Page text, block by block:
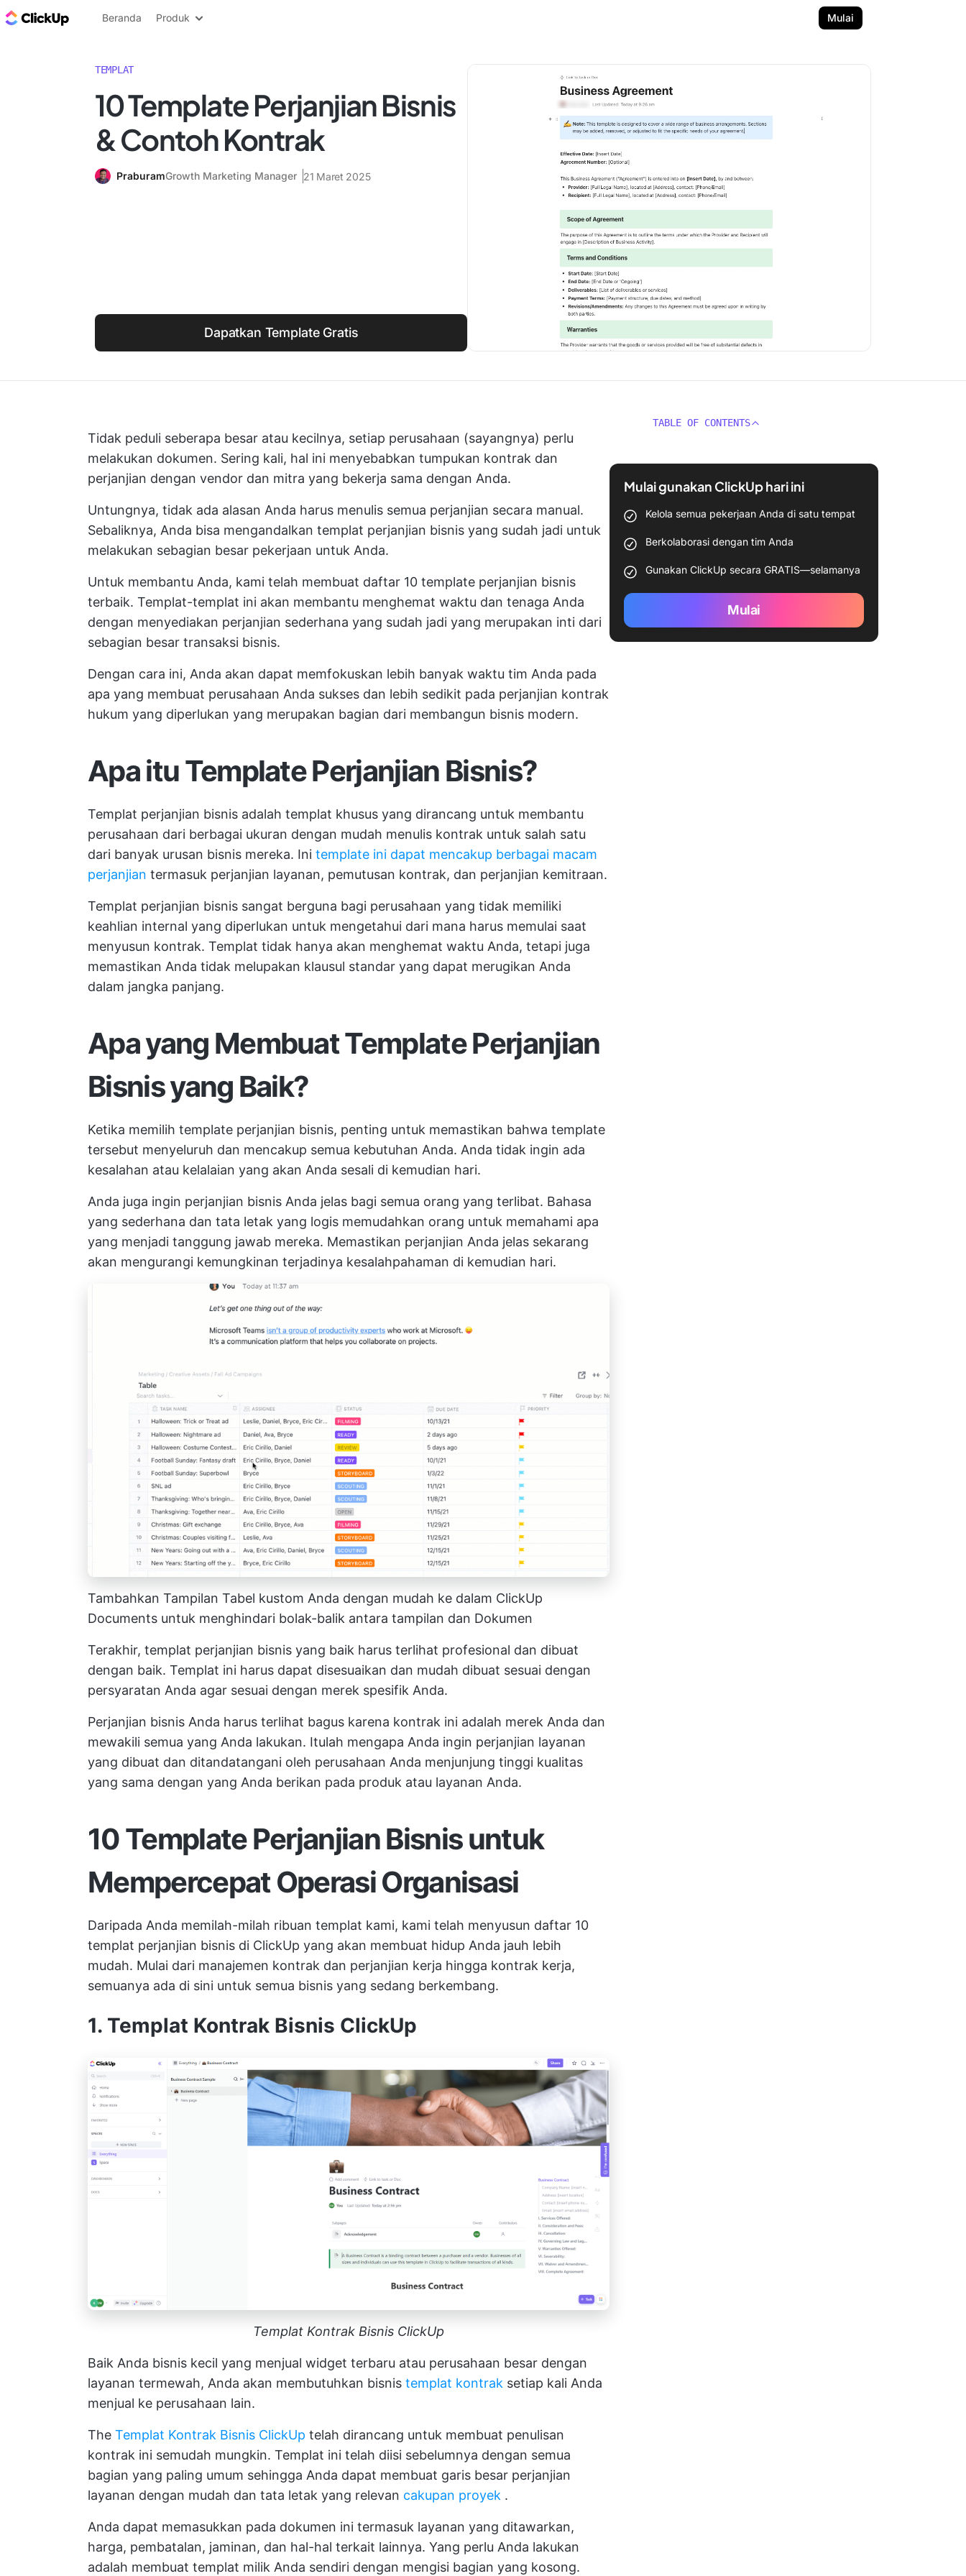
Blog ClickUp
Beranda Produk Mulai
TEMPLAT
10 Template Perjanjian Bisnis
& Contoh Kontrak
PraburamGrowth Marketing Manager 21 Maret 2025
Dapatkan Template Gratis
Tidak peduli seberapa besar atau kecilnya, setiap perusahaan (sayangnya) perlu
melakukan dokumen. Sering kali, hal ini menyebabkan tumpukan kontrak dan
perjanjian dengan vendor dan mitra yang bekerja sama dengan Anda.
Untungnya, tidak ada alasan Anda harus menulis semua perjanjian secara manual.
Sebaliknya, Anda bisa mengandalkan templat perjanjian bisnis yang sudah jadi untuk
melakukan sebagian besar pekerjaan untuk Anda.
Untuk membantu Anda, kami telah membuat daftar 10 template perjanjian bisnis
terbaik. Templat-templat ini akan membantu menghemat waktu dan tenaga Anda
dengan menyediakan perjanjian sederhana yang sudah jadi yang merupakan inti dari
sebagian besar transaksi bisnis.
Dengan cara ini, Anda akan dapat memfokuskan lebih banyak waktu tim Anda pada
apa yang membuat perusahaan Anda sukses dan lebih sedikit pada perjanjian kontrak
hukum yang diperlukan yang merupakan bagian dari membangun bisnis modern.
Apa itu Template Perjanjian Bisnis?
Templat perjanjian bisnis adalah templat khusus yang dirancang untuk membantu
perusahaan dari berbagai ukuran dengan mudah menulis kontrak untuk salah satu
dari banyak urusan bisnis mereka. Ini template ini dapat mencakup berbagai macam
perjanjian termasuk perjanjian layanan, pemutusan kontrak, dan perjanjian kemitraan.
Templat perjanjian bisnis sangat berguna bagi perusahaan yang tidak memiliki
keahlian internal yang diperlukan untuk mengetahui dari mana harus memulai saat
menyusun kontrak. Templat tidak hanya akan menghemat waktu Anda, tetapi juga
memastikan Anda tidak melupakan klausul standar yang dapat merugikan Anda
dalam jangka panjang.
Apa yang Membuat Template Perjanjian
Bisnis yang Baik?
Ketika memilih template perjanjian bisnis, penting untuk memastikan bahwa template
tersebut menyeluruh dan mencakup semua kebutuhan Anda. Anda tidak ingin ada
kesalahan atau kelalaian yang akan Anda sesali di kemudian hari.
Anda juga ingin perjanjian bisnis Anda jelas bagi semua orang yang terlibat. Bahasa
yang sederhana dan tata letak yang logis memudahkan orang untuk memahami apa
yang menjadi tanggung jawab mereka. Memastikan perjanjian Anda jelas sekarang
akan mengurangi kemungkinan terjadinya kesalahpahaman di kemudian hari.
Tambahkan Tampilan Tabel kustom Anda dengan mudah ke dalam ClickUp
Documents untuk menghindari bolak-balik antara tampilan dan Dokumen
Terakhir, templat perjanjian bisnis yang baik harus terlihat profesional dan dibuat
dengan baik. Templat ini harus dapat disesuaikan dan mudah dibuat sesuai dengan
persyaratan Anda agar sesuai dengan merek spesifik Anda.
Perjanjian bisnis Anda harus terlihat bagus karena kontrak ini adalah merek Anda dan
mewakili semua yang Anda lakukan. Itulah mengapa Anda ingin perjanjian layanan
yang dibuat dan ditandatangani oleh perusahaan Anda menjunjung tinggi kualitas
yang sama dengan yang Anda berikan pada produk atau layanan Anda.
10 Template Perjanjian Bisnis untuk
Mempercepat Operasi Organisasi
Daripada Anda memilah-milah ribuan templat kami, kami telah menyusun daftar 10
templat perjanjian bisnis di ClickUp yang akan membuat hidup Anda jauh lebih
mudah. Mulai dari manajemen kontrak dan perjanjian kerja hingga kontrak kerja,
semuanya ada di sini untuk semua bisnis yang sedang berkembang.
1. Templat Kontrak Bisnis ClickUp
Templat Kontrak Bisnis ClickUp
Baik Anda bisnis kecil yang menjual widget terbaru atau perusahaan besar dengan
layanan termewah, Anda akan membutuhkan bisnis templat kontrak setiap kali Anda
menjual ke perusahaan lain.
The Templat Kontrak Bisnis ClickUp telah dirancang untuk membuat penulisan
kontrak ini semudah mungkin. Templat ini telah diisi sebelumnya dengan semua
bagian yang paling umum sehingga Anda dapat membuat garis besar perjanjian
layanan dengan mudah dan tata letak yang relevan cakupan proyek .
Anda dapat memasukkan pada dokumen ini termasuk layanan yang ditawarkan,
harga, pembatalan, jaminan, dan hal-hal terkait lainnya. Yang perlu Anda lakukan
adalah membuat templat milik Anda sendiri dengan mengisi bagian yang kosong.
TABLE OF CONTENTS
Mulai gunakan ClickUp hari ini
Kelola semua pekerjaan Anda di satu tempat
Berkolaborasi dengan tim Anda
Gunakan ClickUp secara GRATIS—selamanya
Mulai